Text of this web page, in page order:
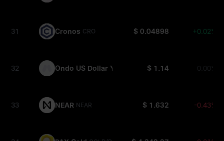
31 Cronos CRO $ 0.04898 +0.02%
32 Ondo US Dollar Yield $ 1.14 0.00%
33 NEAR NEAR $ 1.632 -0.43%